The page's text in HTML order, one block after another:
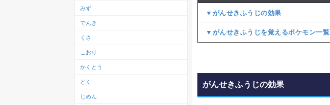
▼がんせきふうじの効果
▼がんせきふうじを覚えるポケモン一覧
がんせきふうじの効果
みず
でんき
くさ
こおり
かくとう
どく
じめん